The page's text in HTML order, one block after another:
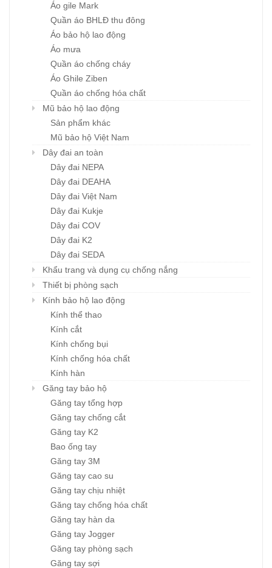
Áo gile Mark
Quần áo BHLĐ thu đông
Áo bảo hộ lao động
Áo mưa
Quần áo chống cháy
Áo Ghile Ziben
Quần áo chống hóa chất
Mũ bảo hộ lao động
Sản phẩm khác
Mũ bảo hộ Việt Nam
Dây đai an toàn
Dây đai NEPA
Dây đai DEAHA
Dây đai Việt Nam
Dây đai Kukje
Dây đai COV
Dây đai K2
Dây đai SEDA
Khẩu trang và dụng cụ chống nắng
Thiết bị phòng sạch
Kính bảo hộ lao động
Kính thể thao
Kính cắt
Kính chống bụi
Kính chống hóa chất
Kính hàn
Găng tay bảo hộ
Găng tay tổng hợp
Găng tay chống cắt
Găng tay K2
Bao ống tay
Găng tay 3M
Găng tay cao su
Găng tay chịu nhiệt
Găng tay chống hóa chất
Găng tay hàn da
Găng tay Jogger
Găng tay phòng sạch
Găng tay sợi